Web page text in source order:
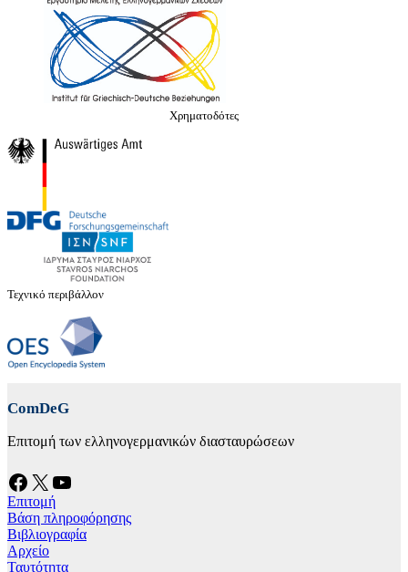
Χρηματοδότες
Τεχνικό περιβάλλον
ComDeG
Επιτομή των ελληνογερμανικών διασταυρώσεων
Facebook X YouTube
Επιτομή
Βάση πληροφόρησης
Βιβλιογραφία
Αρχείο
Ταυτότητα